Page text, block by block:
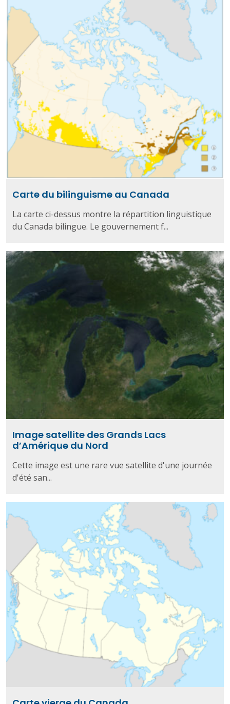
Carte du bilinguisme au Canada
La carte ci-dessus montre la répartition linguistique
du Canada bilingue. Le gouvernement f...
Image satellite des Grands Lacs
d’Amérique du Nord
Cette image est une rare vue satellite d'une journée
d'été san...